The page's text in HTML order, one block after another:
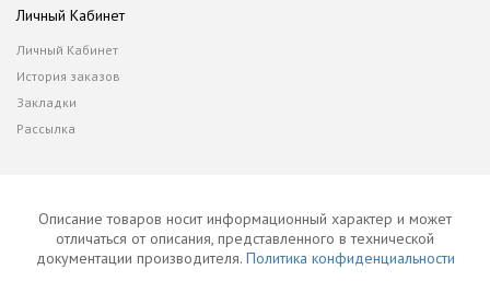
Личный Кабинет
Личный Кабинет
История заказов
Закладки
Рассылка
Описание товаров носит информационный характер и может
отличаться от описания, представленного в технической
документации производителя. Политика конфиденциальности